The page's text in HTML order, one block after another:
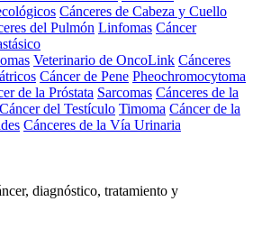
Cánceres de Cabeza y Cuello
del Pulmón Linfomas Cáncer
Veterinario de OncoLink Cánceres
Cáncer de Pene Pheochromocytoma
de la Próstata Sarcomas Cánceres de la
Cáncer del Testículo Timoma Cáncer de la
Cánceres de la Vía Urinaria
diagnóstico, tratamiento y